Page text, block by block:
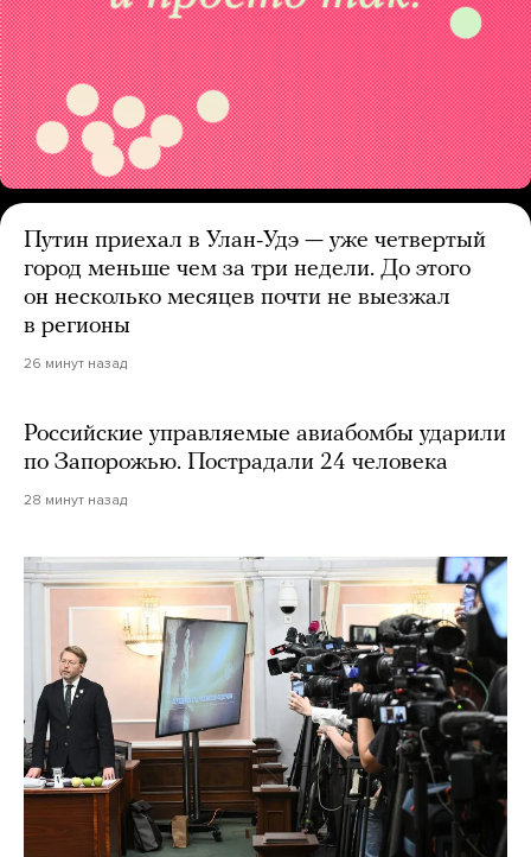
Путин приехал в Улан-Удэ — уже четвертый
город меньше чем за три недели. До этого
он несколько месяцев почти не выезжал
в регионы
26 минут назад
Российские управляемые авиабомбы ударили
по Запорожью. Пострадали 24 человека
28 минут назад